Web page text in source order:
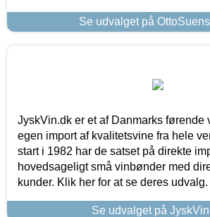
Se udvalget på
JyskVin.dk er et af Danmarks førende
egen import af kvalitetsvine fra hele
start i 1982 har de satset på direkte
hovedsageligt små vinbønder med
kunder. Klik her for at se deres udvalg.
Se udvalget på